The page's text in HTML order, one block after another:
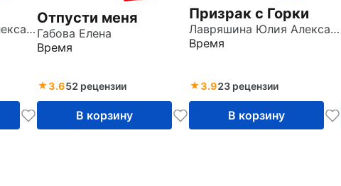
Лавряшина Юлия Александровна
Отпусти меня
Габова Елена
Время
3.652 рецензии
В корзину
Призрак с Горки
Лавряшина Юлия Александровна
Время
3.923 рецензии
В корзину